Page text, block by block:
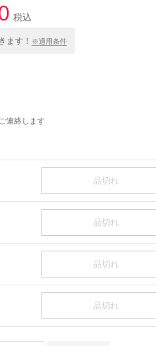
税込
ます！ ※適用条件
連絡します
品切れ
品切れ
品切れ
品切れ